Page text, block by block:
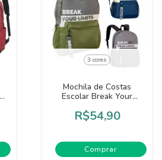
3 cores
Mochila de Costas
Escolar Break Your
R$54,90
Comprar